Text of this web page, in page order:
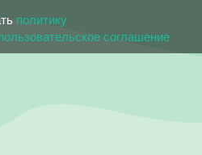
политику
соглашение